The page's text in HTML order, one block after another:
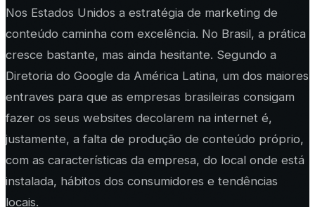
Nos Estados Unidos a estratégia de marketing de
conteúdo caminha com excelência. No Brasil, a prática
cresce bastante, mas ainda hesitante. Segundo a
Diretoria do Google da América Latina, um dos maiores
entraves para que as empresas brasileiras consigam
fazer os seus websites decolarem na internet é,
justamente, a falta de produção de conteúdo próprio,
com as características da empresa, do local onde está
instalada, hábitos dos consumidores e tendências
locais.